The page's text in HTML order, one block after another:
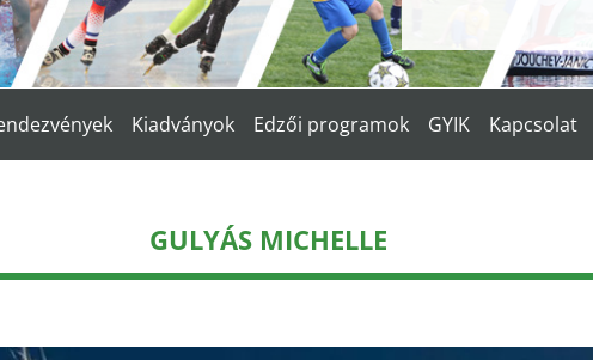
Kiadványok Edzői programok GYIK Kapcsolat
GULYÁS MICHELLE